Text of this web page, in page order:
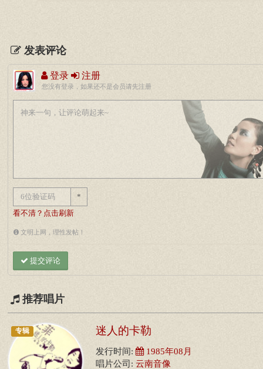
发表评论
登录 注册
您没有登录，如果还不是会员请先注册
*
看不清？点击刷新
文明上网，理性发帖！
提交评论
推荐唱片
专辑 迷人的卡勒
发行时间: 1985年08月
唱片公司: 云南音像